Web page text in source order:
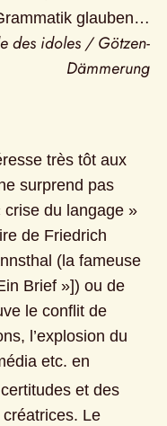
glauben…
des idoles / Götzen-
Dämmerung
très tôt aux
surprend pas
du langage »
de Friedrich
(la fameuse
Brief »]) ou de
le conflit de
l’explosion du
etc. en
et des
Le